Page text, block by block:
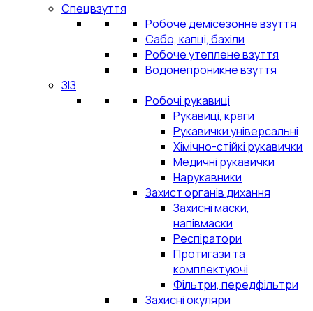
Спецвзуття
Робоче демісезонне взуття
Сабо, капці, бахіли
Робоче утеплене взуття
Водонепроникне взуття
ЗІЗ
Робочі рукавиці
Рукавиці, краги
Рукавички універсальні
Хімічно-стійкі рукавички
Медичні рукавички
Нарукавники
Захист органів дихання
Захисні маски,
напівмаски
Респіратори
Протигази та
комплектуючі
Фільтри, передфільтри
Захисні окуляри